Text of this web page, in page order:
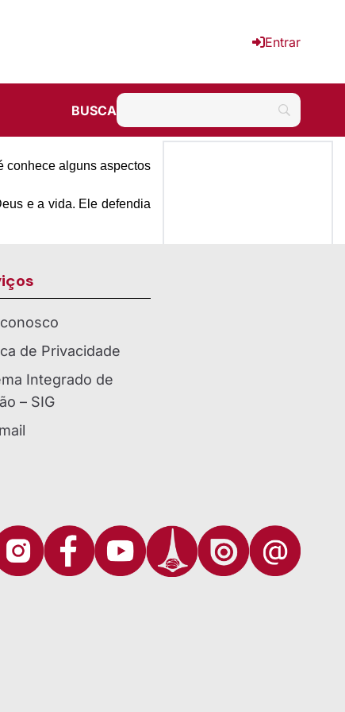
Entrar
BUSCA
conhece alguns aspectos
e a vida. Ele defendia
de Privacidade
Integrado de
– SIG